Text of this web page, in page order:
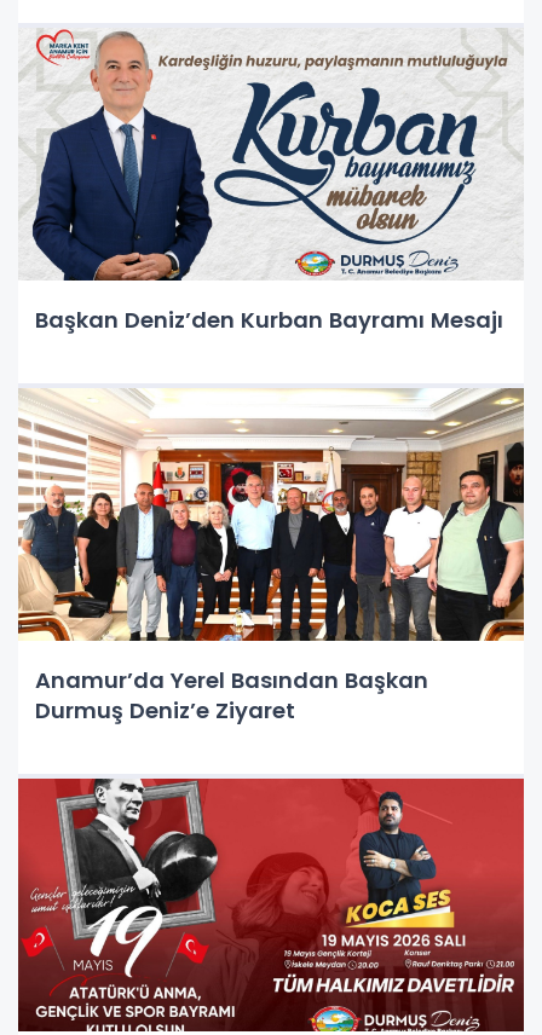
Başkan Deniz’den Kurban Bayramı Mesajı
Anamur’da Yerel Basından Başkan
Durmuş Deniz’e Ziyaret